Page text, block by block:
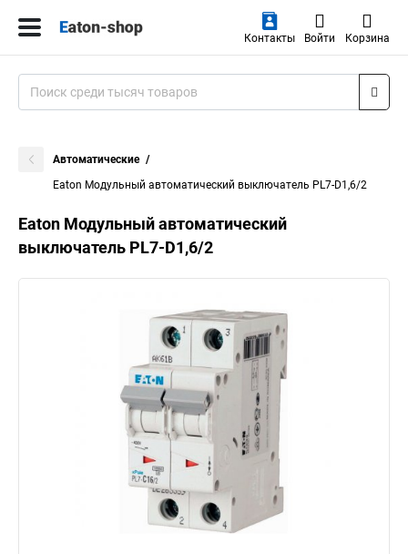
Контакты Войти Корзина
Автоматические
Eaton Модульный автоматический выключатель PL7-D1,6/2
Eaton Модульный автоматический
выключатель PL7-D1,6/2